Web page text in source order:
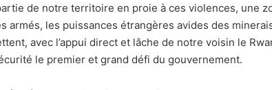
de notre territoire en proie à ces violences, une
armés, les puissances étrangères avides des
avec l’appui direct et lâche de notre voisin le
le premier et grand défi du gouvernement.